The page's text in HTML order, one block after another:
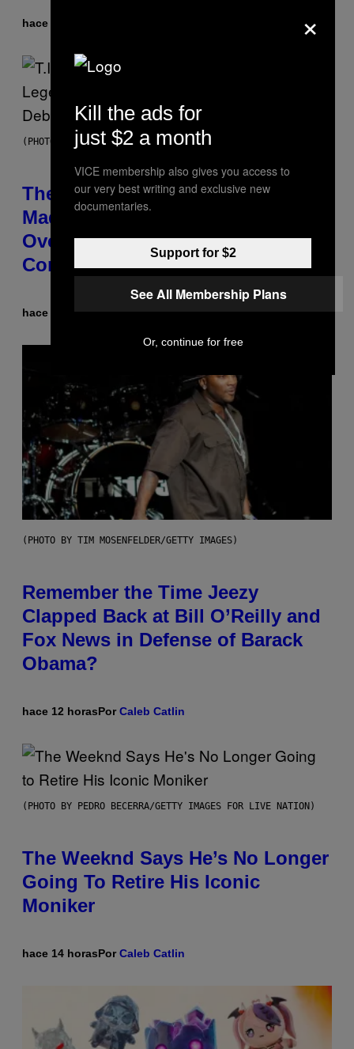
hace 4 horas
(PHOTO BY JOHNNY NUNEZ/WIREIMAGE)
The 90s Hip-Hop Legend Who
Made T.I. Delay His Debut Album
Over 20 Years Ago: ‘I Definitely
Conceded’
hace 11 horasPorCaleb Catlin
(PHOTO BY TIM MOSENFELDER/GETTY IMAGES)
Remember the Time Jeezy
Clapped Back at Bill O’Reilly and
Fox News in Defense of Barack
Obama?
hace 12 horasPorCaleb Catlin
(PHOTO BY PEDRO BECERRA/GETTY IMAGES FOR LIVE NATION)
The Weeknd Says He’s No Longer
Going To Retire His Iconic
Moniker
hace 14 horasPorCaleb Catlin
×
Kill the ads for
just $2 a month
VICE membership also gives you access to
our very best writing and exclusive new
documentaries.
Support for $2
See All Membership Plans
Or, continue for free